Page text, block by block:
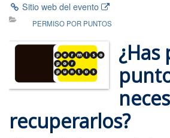
Sitio web del evento
PERMISO POR PUNTOS
recuperarlos?